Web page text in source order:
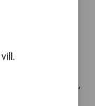
universitet,